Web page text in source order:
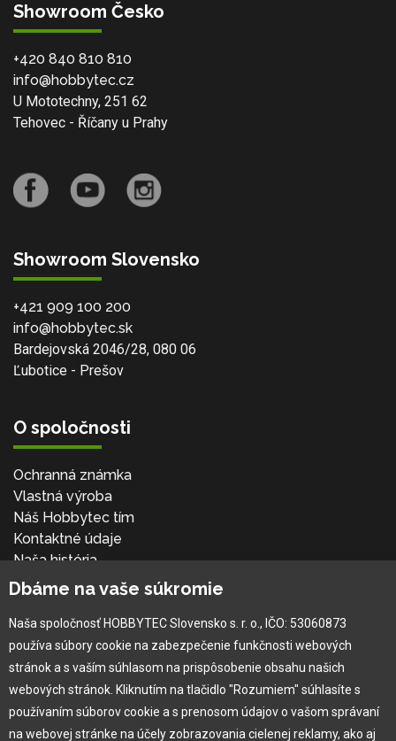
Showroom Česko
+420 840 810 810
info@hobbytec.cz
U Mototechny, 251 62
Tehovec - Říčany u Prahy
Showroom Slovensko
+421 909 100 200
info@hobbytec.sk
Bardejovská 2046/28, 080 06
Ľubotice - Prešov
O spoločnosti
Ochranná známka
Vlastná výroba
Náš Hobbytec tím
Kontaktné údaje
Naša história
Kariéra
Pre zákazníka
Garancia najlepšej ceny
Užívateľský manuál
Obchodné podmienky
Dbáme na vaše súkromie
Naša spoločnosť HOBBYTEC Slovensko s. r. o., IČO: 53060873
používa súbory cookie na zabezpečenie funkčnosti webových
stránok a s vaším súhlasom na prispôsobenie obsahu našich
webových stránok. Kliknutím na tlačidlo "Rozumiem" súhlasíte s
používaním súborov cookie a s prenosom údajov o vašom správaní
na webovej stránke na účely zobrazovania cielenej reklamy, ako aj